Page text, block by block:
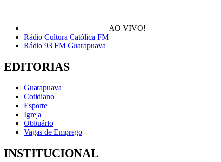
AO VIVO!
Rádio Cultura Católica FM
Rádio 93 FM Guarapuava
EDITORIAS
Guarapuava
Cotidiano
Esporte
Igreja
Obituário
Vagas de Emprego
INSTITUCIONAL